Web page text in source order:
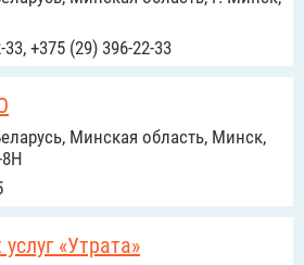
+375 (29) 396-22-33
Минская область, Минск,
«Утрата»